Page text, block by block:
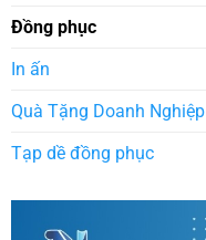
Đồng phục
In ấn
Quà Tặng Doanh Nghiệp
Tạp dề đồng phục